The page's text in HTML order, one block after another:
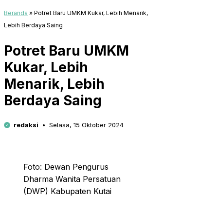
Beranda » Potret Baru UMKM Kukar, Lebih Menarik,
Lebih Berdaya Saing
Potret Baru UMKM
Kukar, Lebih
Menarik, Lebih
Berdaya Saing
redaksi Selasa, 15 Oktober 2024
Foto: Dewan Pengurus
Dharma Wanita Persatuan
(DWP) Kabupaten Kutai